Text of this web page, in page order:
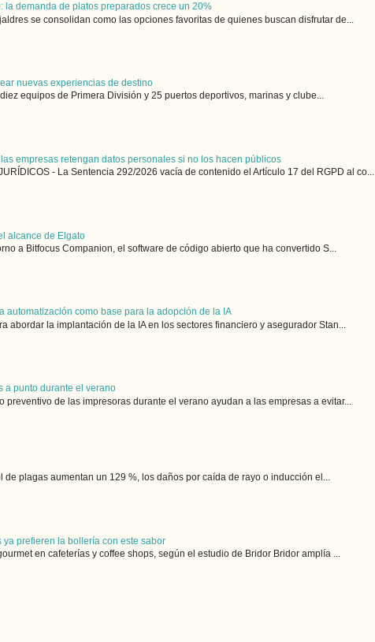
demanda de platos preparados crece un 20%
se consolidan como las opciones favoritas de quienes buscan disfrutar de...
nuevas experiencias de destino
equipos de Primera División y 25 puertos deportivos, marinas y clube...
empresas retengan datos personales si no los hacen públicos
- La Sentencia 292/2026 vacía de contenido el Artículo 17 del RGPD al co...
alcance de Elgato
a Bitfocus Companion, el software de código abierto que ha convertido S...
como base para la adopción de la IA
la implantación de la IA en los sectores financiero y asegurador Stan...
a punto durante el verano
de las impresoras durante el verano ayudan a las empresas a evitar...
plagas aumentan un 129 %, los daños por caída de rayo o inducción el...
prefieren la bollería con este sabor
en cafeterías y coffee shops, según el estudio de Bridor Bridor amplía ...